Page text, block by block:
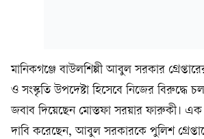
মানিকগঞ্জে বাউলশিল্পী আবুল সরকার
ও সংস্কৃতি উপদেষ্টা হিসেবে নিজের বিরুদ্ধে
জবাব দিয়েছেন মোস্তফা সরয়ার ফারুকী।
দাবি করেছেন, আবুল সরকারকে পুলিশ